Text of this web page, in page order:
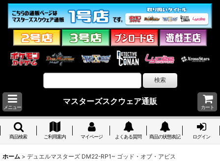
メニュー
マスターズスクウェア通販
カート
商品検索 ご利用案内 マイページ よくある質問 商品の状態表記 ログイン
ホーム > デュエルマスターズ DM22-RP1~ ゴッド・オブ・アビス